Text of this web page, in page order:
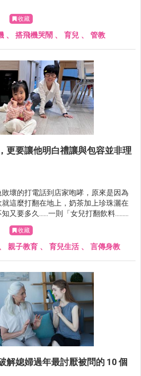
收藏
、 搭飛機哭鬧 、 育兒 、 管教
更要讓他明白禮讓與包容並非理
壞的打電話到店家咆哮，原來是因為
這麼打翻在地上，奶茶加上珍珠灑在
又要多久……一則「女兒打翻飲料......地
擦地板」不然公審店家 ......」的新聞遍
收藏
親子教育 、 育兒生活、 言傳身教
解媳婦過年最討厭被問的 10 個